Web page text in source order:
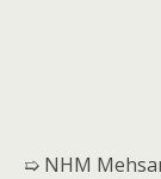
➯ NHM